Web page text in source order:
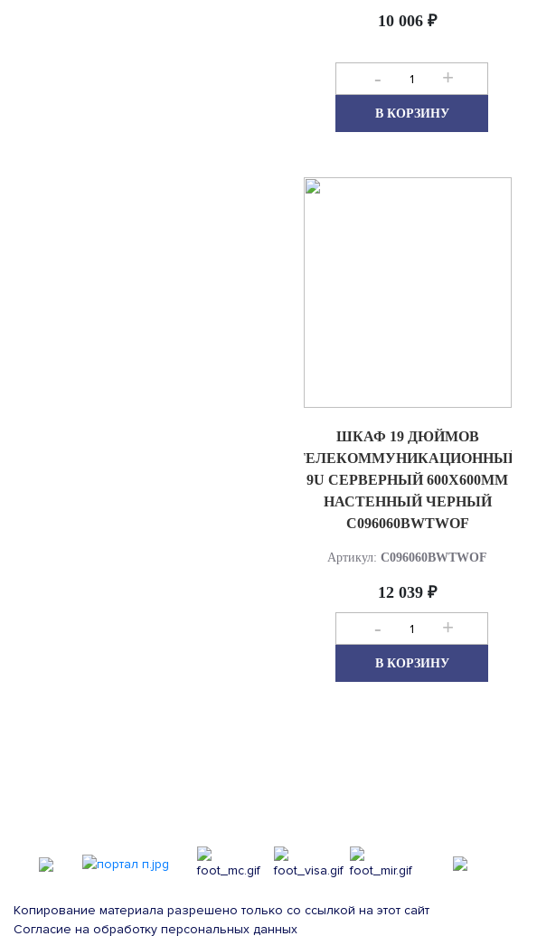
10 006 ₽
В КОРЗИНУ
- +
ШКАФ 19 ДЮЙМОВ
ТЕЛЕКОММУНИКАЦИОННЫЙ
9U СЕРВЕРНЫЙ 600Х600ММ
НАСТЕННЫЙ ЧЕРНЫЙ
C096060BWTWOF
Артикул:C096060BWTWOF
12 039 ₽
В КОРЗИНУ
- +
Копирование материала разрешено только со ссылкой на этот сайт
Согласие на обработку персональных данных